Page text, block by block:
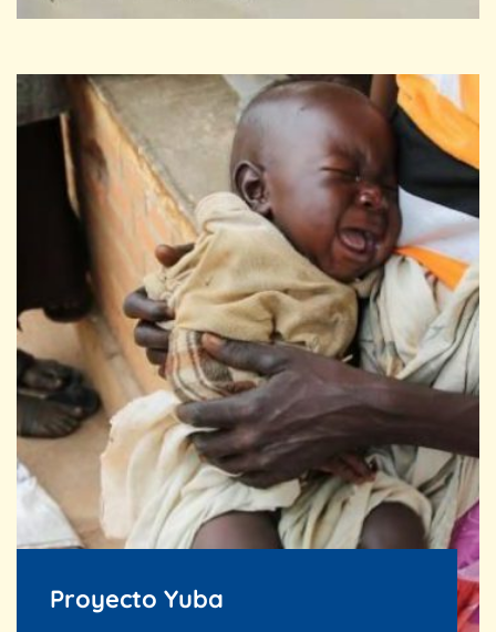
Proyecto Yuba